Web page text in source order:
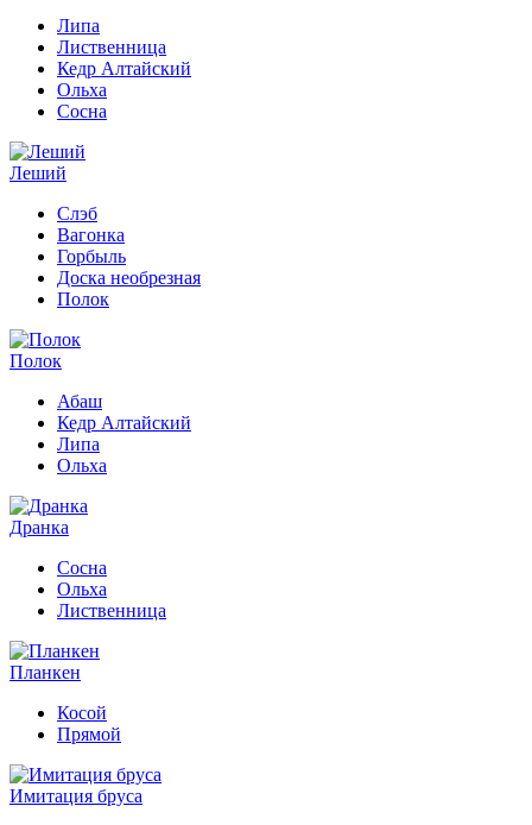
Липа
Лиственница
Кедр Алтайский
Ольха
Сосна
Леший
Слэб
Вагонка
Горбыль
Доска необрезная
Полок
Полок
Абаш
Кедр Алтайский
Липа
Ольха
Дранка
Сосна
Ольха
Лиственница
Планкен
Косой
Прямой
Имитация бруса